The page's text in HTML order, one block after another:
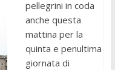
pellegrini in coda
anche questa
mattina per la
quinta e penultima
giornata di